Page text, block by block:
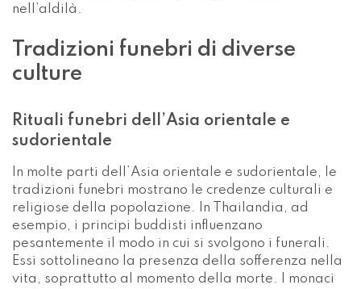
nell’aldilà.
Tradizioni funebri di diverse
culture
Rituali funebri dell’Asia orientale e
sudorientale
In molte parti dell’Asia orientale e sudorientale, le
tradizioni funebri mostrano le credenze culturali e
religiose della popolazione. In Thailandia, ad
esempio, i principi buddisti influenzano
pesantemente il modo in cui si svolgono i funerali.
Essi sottolineano la presenza della sofferenza nella
vita, soprattutto al momento della morte. I monaci